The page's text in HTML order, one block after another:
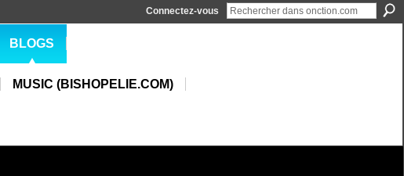
Connectez-vous
BLOGS
MUSIC (BISHOPELIE.COM)